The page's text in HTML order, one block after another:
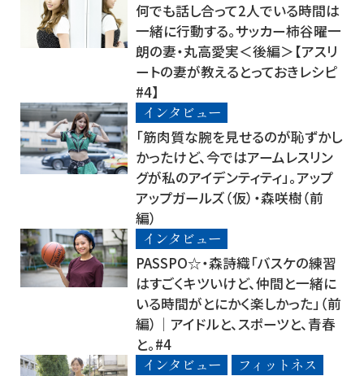
何でも話し合って2人でいる時間は
一緒に行動する。サッカー柿谷曜一
朗の妻・丸高愛実＜後編＞【アスリ
ートの妻が教えるとっておきレシピ
#4】
インタビュー
「筋肉質な腕を見せるのが恥ずかし
かったけど、今ではアームレスリン
グが私のアイデンティティ」。アップ
アップガールズ（仮）・森咲樹（前
編）
インタビュー
PASSPO☆・森詩織「バスケの練習
はすごくキツいけど、仲間と一緒に
いる時間がとにかく楽しかった」（前
編）│アイドルと、スポーツと、青春
と。#4
インタビュー
フィットネス